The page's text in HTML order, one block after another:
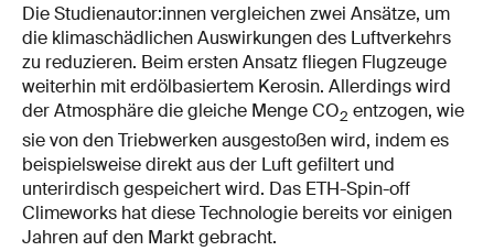
Die Studienautor:innen vergleichen zwei Ansätze, um
die klimaschädlichen Auswirkungen des Luftverkehrs
zu reduzieren. Beim ersten Ansatz fliegen Flugzeuge
weiterhin mit erdölbasiertem Kerosin. Allerdings wird
der Atmosphäre die gleiche Menge CO2 entzogen, wie
sie von den Triebwerken ausgestoßen wird, indem es
beispielsweise direkt aus der Luft gefiltert und
unterirdisch gespeichert wird. Das ETH-Spin-off
Climeworks hat diese Technologie bereits vor einigen
Jahren auf den Markt gebracht.